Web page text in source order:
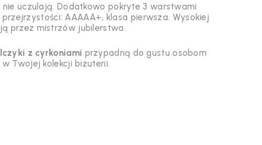
uczulają. Dodatkowo pokryte 3 warstwami
przejrzystości: AAAAA+, klasa pierwsza. Wysokiej
przez mistrzów jubilerstwa.
z cyrkoniami przypadną do gustu osobom
Twojej kolekcji biżuterii.